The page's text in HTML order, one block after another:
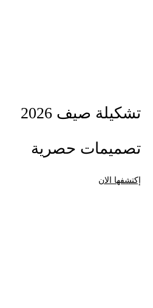
تشكيلة صيف 2026
تصميمات حصرية
إكتشفها الان